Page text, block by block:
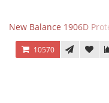
New Balance 1906D
10570